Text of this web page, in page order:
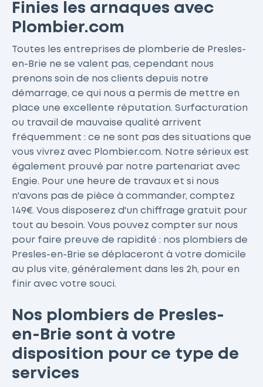
Finies les arnaques avec
Plombier.com
Toutes les entreprises de plomberie de Presles-
en-Brie ne se valent pas, cependant nous
prenons soin de nos clients depuis notre
démarrage, ce qui nous a permis de mettre en
place une excellente réputation. Surfacturation
ou travail de mauvaise qualité arrivent
fréquemment : ce ne sont pas des situations que
vous vivrez avec Plombier.com. Notre sérieux est
également prouvé par notre partenariat avec
Engie. Pour une heure de travaux et si nous
n'avons pas de pièce à commander, comptez
149€. Vous disposerez d'un chiffrage gratuit pour
tout au besoin. Vous pouvez compter sur nous
pour faire preuve de rapidité : nos plombiers de
Presles-en-Brie se déplaceront à votre domicile
au plus vite, généralement dans les 2h, pour en
finir avec votre souci.
Nos plombiers de Presles-
en-Brie sont à votre
disposition pour ce type de
services